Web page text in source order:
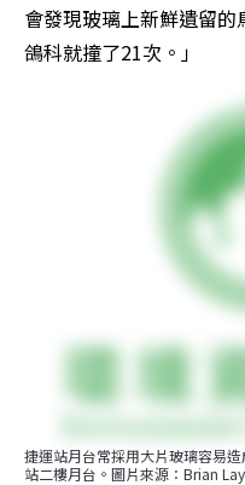
會發現玻璃上新鮮遺留
鴿科就撞了21次。」
捷運站月台常採用大片玻璃容易
站二樓月台。圖片來源：Brian